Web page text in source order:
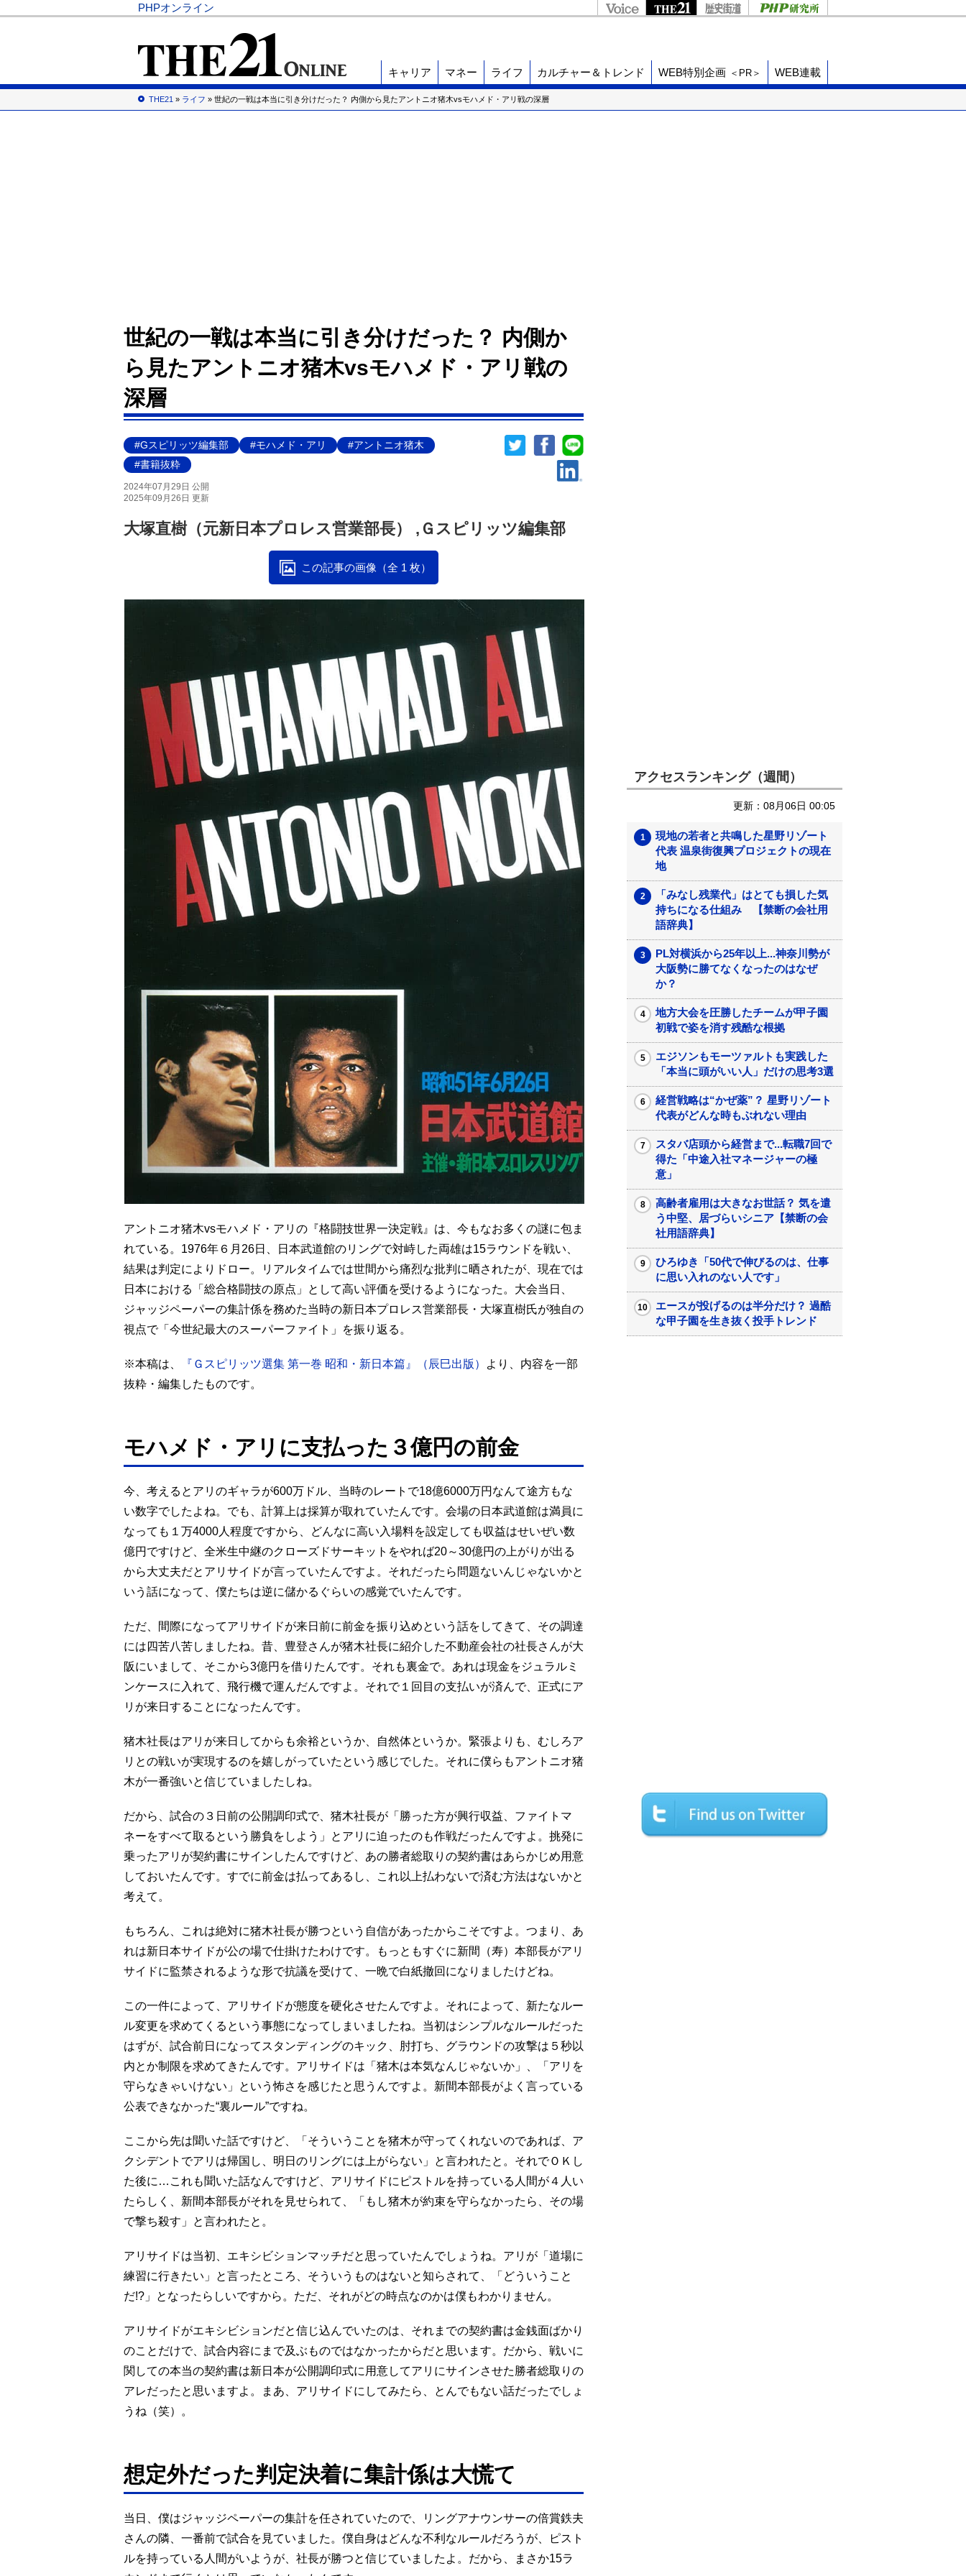
PHPオンライン
キャリア マネー ライフ カルチャー＆トレンド WEB特別企画 ＜PR＞ WEB連載
THE21 » ライフ » 世紀の一戦は本当に引き分けだった？ 内側から見たアントニオ猪木vsモハメド・アリ戦の深層
世紀の一戦は本当に引き分けだった？ 内側か
ら見たアントニオ猪木vsモハメド・アリ戦の
深層
#Gスピリッツ編集部 #モハメド・アリ
#アントニオ猪木
#書籍抜粋
2024年07月29日 公開
2025年09月26日 更新
大塚直樹（元新日本プロレス営業部長） ,Ｇスピリッツ編集部
この記事の画像（全 1 枚）
アントニオ猪木vsモハメド・アリの『格闘技世界一決定戦』は、今もなお多くの謎に包ま
れている。1976年６月26日、日本武道館のリングで対峙した両雄は15ラウンドを戦い、
結果は判定によりドロー。リアルタイムでは世間から痛烈な批判に晒されたが、現在では
日本における「総合格闘技の原点」として高い評価を受けるようになった。大会当日、
ジャッジペーパーの集計係を務めた当時の新日本プロレス営業部長・大塚直樹氏が独自の
視点で「今世紀最大のスーパーファイト」を振り返る。
※本稿は、 『Ｇスピリッツ選集 第一巻 昭和・新日本篇』（辰巳出版）
より、内容を一部
抜粋・編集したものです。
モハメド・アリに支払った３億円の前金
今、考えるとアリのギャラが600万ドル、当時のレートで18億6000万円なんて途方もな
い数字でしたよね。でも、計算上は採算が取れていたんです。会場の日本武道館は満員に
なっても１万4000人程度ですから、どんなに高い入場料を設定しても収益はせいぜい数
億円ですけど、全米生中継のクローズドサーキットをやれば20～30億円の上がりが出る
から大丈夫だとアリサイドが言っていたんですよ。それだったら問題ないんじゃないかと
いう話になって、僕たちは逆に儲かるぐらいの感覚でいたんです。
ただ、間際になってアリサイドが来日前に前金を振り込めという話をしてきて、その調達
には四苦八苦しましたね。昔、豊登さんが猪木社長に紹介した不動産会社の社長さんが大
阪にいまして、そこから3億円を借りたんです。それも裏金で。あれは現金をジュラルミ
ンケースに入れて、飛行機で運んだんですよ。それで１回目の支払いが済んで、正式にア
リが来日することになったんです。
猪木社長はアリが来日してからも余裕というか、自然体というか。緊張よりも、むしろア
リとの戦いが実現するのを嬉しがっていたという感じでした。それに僕らもアントニオ猪
木が一番強いと信じていましたしね。
だから、試合の３日前の公開調印式で、猪木社長が「勝った方が興行収益、ファイトマ
ネーをすべて取るという勝負をしよう」とアリに迫ったのも作戦だったんですよ。挑発に
乗ったアリが契約書にサインしたんですけど、あの勝者総取りの契約書はあらかじめ用意
しておいたんです。すでに前金は払ってあるし、これ以上払わないで済む方法はないかと
考えて。
もちろん、これは絶対に猪木社長が勝つという自信があったからこそですよ。つまり、あ
れは新日本サイドが公の場で仕掛けたわけです。もっともすぐに新間（寿）本部長がアリ
サイドに監禁されるような形で抗議を受けて、一晩で白紙撤回になりましたけどね。
この一件によって、アリサイドが態度を硬化させたんですよ。それによって、新たなルー
ル変更を求めてくるという事態になってしまいましたね。当初はシンプルなルールだった
はずが、試合前日になってスタンディングのキック、肘打ち、グラウンドの攻撃は５秒以
内とか制限を求めてきたんです。アリサイドは「猪木は本気なんじゃないか」、「アリを
守らなきゃいけない」という怖さを感じたと思うんですよ。新間本部長がよく言っている
公表できなかった“裏ルール”ですね。
ここから先は聞いた話ですけど、「そういうことを猪木が守ってくれないのであれば、ア
クシデントでアリは帰国し、明日のリングには上がらない」と言われたと。それでＯＫし
た後に…これも聞いた話なんですけど、アリサイドにピストルを持っている人間が４人い
たらしく、新間本部長がそれを見せられて、「もし猪木が約束を守らなかったら、その場
で撃ち殺す」と言われたと。
アリサイドは当初、エキシビションマッチだと思っていたんでしょうね。アリが「道場に
練習に行きたい」と言ったところ、そういうものはないと知らされて、「どういうこと
だ!?」となったらしいですから。ただ、それがどの時点なのかは僕もわかりません。
アリサイドがエキシビションだと信じ込んでいたのは、それまでの契約書は金銭面ばかり
のことだけで、試合内容にまで及ぶものではなかったからだと思います。だから、戦いに
関しての本当の契約書は新日本が公開調印式に用意してアリにサインさせた勝者総取りの
アレだったと思いますよ。まあ、アリサイドにしてみたら、とんでもない話だったでしょ
うね（笑）。
想定外だった判定決着に集計係は大慌て
当日、僕はジャッジペーパーの集計を任されていたので、リングアナウンサーの倍賞鉄夫
さんの隣、一番前で試合を見ていました。僕自身はどんな不利なルールだろうが、ピスト
ルを持っている人間がいようが、社長が勝つと信じていましたよ。だから、まさか15ラ
アクセスランキング（週間）
更新：08月06日 00:05
現地の若者と共鳴した星野リゾート
代表 温泉街復興プロジェクトの現在
地
「みなし残業代」はとても損した気
持ちになる仕組み 【禁断の会社用
語辞典】
PL対横浜から25年以上...神奈川勢が
大阪勢に勝てなくなったのはなぜ
か？
地方大会を圧勝したチームが甲子園
初戦で姿を消す残酷な根拠
エジソンもモーツァルトも実践した
「本当に頭がいい人」だけの思考3選
経営戦略は“かぜ薬”？ 星野リゾート
代表がどんな時もぶれない理由
スタバ店頭から経営まで...転職7回で
得た「中途入社マネージャーの極
意」
高齢者雇用は大きなお世話？ 気を遣
う中堅、居づらいシニア【禁断の会
社用語辞典】
ひろゆき「50代で伸びるのは、仕事
に思い入れのない人です」
エースが投げるのは半分だけ？ 過酷
な甲子園を生き抜く投手トレンド